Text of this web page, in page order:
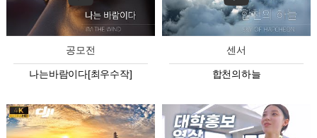
공모전
나는바람이다[최우수작]
센서
합천의하늘